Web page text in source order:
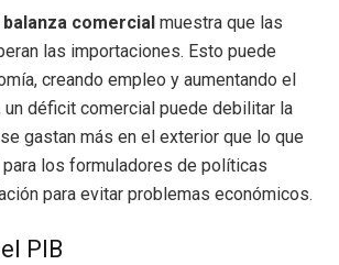
balanza comercial muestra que las
las importaciones. Esto puede
creando empleo y aumentando el
un déficit comercial puede debilitar la
gastan más en el exterior que lo que
los formuladores de políticas
para evitar problemas económicos.
PIB